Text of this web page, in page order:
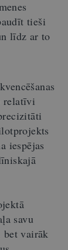
tieši
līdz ar to
relatīvi
iespējas
savu
bet vairāk